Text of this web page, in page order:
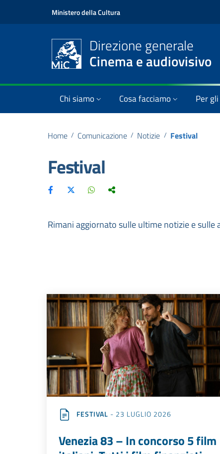
Ministero della Cultura
Direzione generale
Cinema e audiovisivo
Chi siamo Cosa facciamo Per
Home / Comunicazione / Notizie / Festival
Festival
Rimani aggiornato sulle ultime notizie e sulle
FESTIVAL - 23 LUGLIO 2026
Venezia 83 – In concorso 5 film